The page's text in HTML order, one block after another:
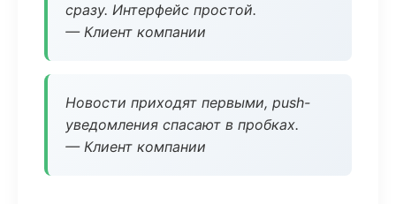
сразу. Интерфейс простой.
— Клиент компании
Новости приходят первыми, push-
уведомления спасают в пробках.
— Клиент компании